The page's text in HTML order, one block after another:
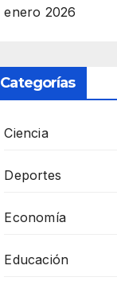
enero 2026
Categorías
Ciencia
Deportes
Economía
Educación